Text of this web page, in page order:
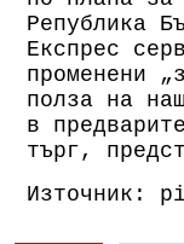
Република
Експрес
променени
полза на
в
търг,
Източник: